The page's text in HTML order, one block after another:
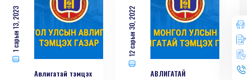
1 сарын 13, 2023
Авлигатай тэмцэх
12 сарын 30, 2022
АВЛИГАТАЙ